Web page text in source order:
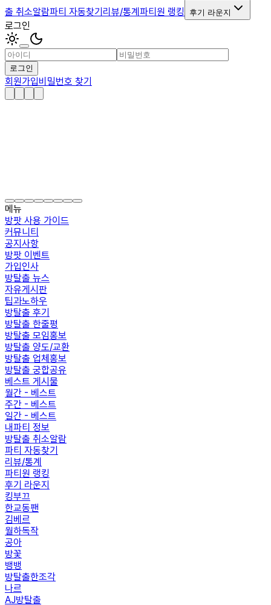
출 취소알람파티 자동찾기리뷰/통계파티원 랭킹 후기 라운지
로그인
로그인
회원가입비밀번호 찾기
메뉴
방팟 사용 가이드
커뮤니티
공지사항
방팟 이벤트
가입인사
방탈출 뉴스
자유게시판
팁과노하우
방탈출 후기
방탈출 한줄평
방탈출 모임홍보
방탈출 양도/교환
방탈출 업체홍보
방탈출 궁합공유
베스트 게시물
월간 - 베스트
주간 - 베스트
일간 - 베스트
내파티 정보
방탈출 취소알람
파티 자동찾기
리뷰/통계
파티원 랭킹
후기 라운지
킹부끄
한교동팬
김베르
월하독작
공아
방꽃
뱅뱅
방탈출한조각
나르
AJ방탈출